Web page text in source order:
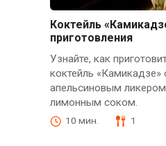
Коктейль
приготовления
Узнайте, как
коктейль «Камикадзе»
апельсиновым
лимонным соком.
10 мин. 1